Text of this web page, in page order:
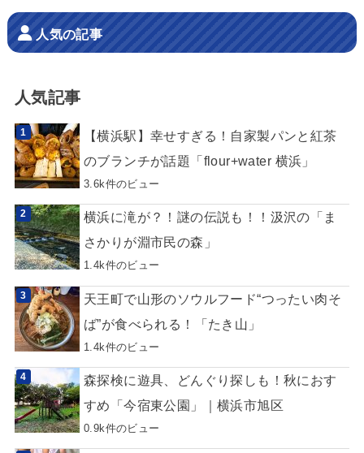
人気の記事
人気記事
【横浜駅】幸せすぎる！自家製パンと紅茶
のブランチが話題「flour+water 横浜」
3.6k件のビュー
横浜に滝が？！謎の伝説も！！汲沢の「ま
さかりが淵市民の森」
1.4k件のビュー
天王町で山形のソウルフード“つったい肉そ
ば”が食べられる！「たき山」
1.4k件のビュー
森探検に遊具、どんぐり探しも！秋におす
すめ「今宿東公園」｜横浜市旭区
0.9k件のビュー